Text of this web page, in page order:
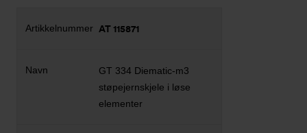
AT 115871
GT 334 Diematic-m3
støpejernskjele i løse
elementer